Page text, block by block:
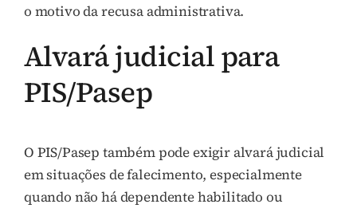
o motivo da recusa administrativa.
Alvará judicial para
PIS/Pasep
O PIS/Pasep também pode exigir alvará judicial
em situações de falecimento, especialmente
quando não há dependente habilitado ou